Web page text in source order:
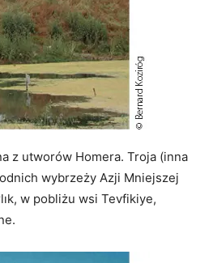
z utworów Homera. Troja (inna
wybrzeży Azji Mniejszej
w pobliżu wsi Tevfikiye,